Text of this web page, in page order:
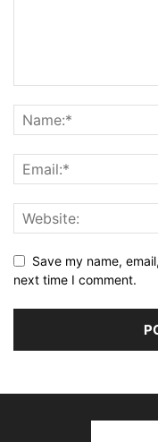
Save my name,
next time I comment.